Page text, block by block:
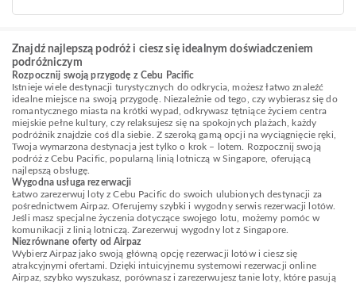
Znajdź najlepszą podróż i ciesz się idealnym doświadczeniem
podróżniczym
Rozpocznij swoją przygodę z Cebu Pacific
Istnieje wiele destynacji turystycznych do odkrycia, możesz łatwo znaleźć
idealne miejsce na swoją przygodę. Niezależnie od tego, czy wybierasz się do
romantycznego miasta na krótki wypad, odkrywasz tętniące życiem centra
miejskie pełne kultury, czy relaksujesz się na spokojnych plażach, każdy
podróżnik znajdzie coś dla siebie. Z szeroką gamą opcji na wyciągnięcie ręki,
Twoja wymarzona destynacja jest tylko o krok – lotem. Rozpocznij swoją
podróż z Cebu Pacific, popularną linią lotniczą w Singapore, oferującą
najlepszą obsługę.
Wygodna usługa rezerwacji
Łatwo zarezerwuj loty z Cebu Pacific do swoich ulubionych destynacji za
pośrednictwem Airpaz. Oferujemy szybki i wygodny serwis rezerwacji lotów.
Jeśli masz specjalne życzenia dotyczące swojego lotu, możemy pomóc w
komunikacji z linią lotniczą. Zarezerwuj wygodny lot z Singapore.
Niezrównane oferty od Airpaz
Wybierz Airpaz jako swoją główną opcję rezerwacji lotów i ciesz się
atrakcyjnymi ofertami. Dzięki intuicyjnemu systemowi rezerwacji online
Airpaz, szybko wyszukasz, porównasz i zarezerwujesz tanie loty, które pasują